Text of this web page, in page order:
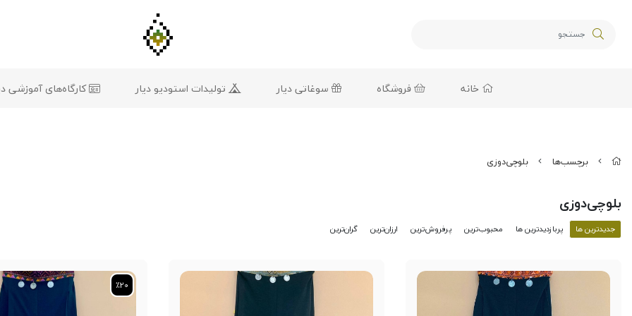
خانه فروشگاه سوغاتی دیار تولیدات استودیو دیار کارگاه‌های آموزشی
برچسب‌ها بلوچی‌دوزی
بلوچی‌دوزی
جدیدترین ها پربازدیدترین ها محبوب‌‌ترین پرفروش‌ترین ارزان‌ترین گران‌ترین
٪20
٪20